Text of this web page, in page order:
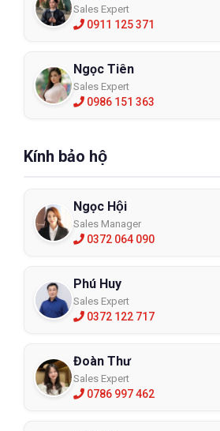
Sales Expert
0911 125 371
Ngọc Tiên
Sales Expert
0986 151 363
Kính bảo hộ
Ngọc Hội
Sales Manager
0372 064 090
Phú Huy
Sales Expert
0372 122 717
Đoàn Thư
Sales Expert
0786 997 462